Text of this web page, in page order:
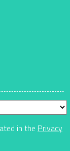
in the Privacy